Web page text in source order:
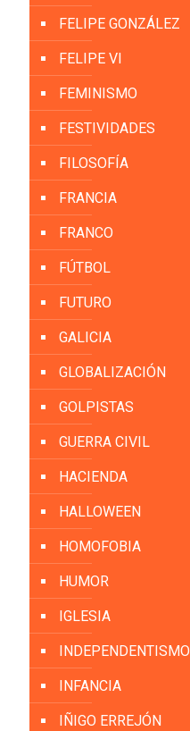
FELIPE GONZÁLEZ
FELIPE VI
FEMINISMO
FESTIVIDADES
FILOSOFÍA
FRANCIA
FRANCO
FÚTBOL
FUTURO
GALICIA
GLOBALIZACIÓN
GOLPISTAS
GUERRA CIVIL
HACIENDA
HALLOWEEN
HOMOFOBIA
HUMOR
IGLESIA
INDEPENDENTISMO
INFANCIA
IÑIGO ERREJÓN